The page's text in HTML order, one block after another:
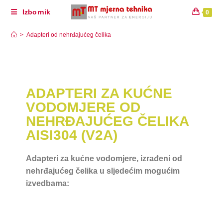
Izbornik 0
> Adapteri od nehrđajućeg čelika
ADAPTERI ZA KUĆNE
VODOMJERE OD
NEHRĐAJUĆEG ČELIKA
AISI304 (V2A)
Adapteri za kućne vodomjere, izrađeni od
nehrđajućeg čelika u sljedećim mogućim
izvedbama: